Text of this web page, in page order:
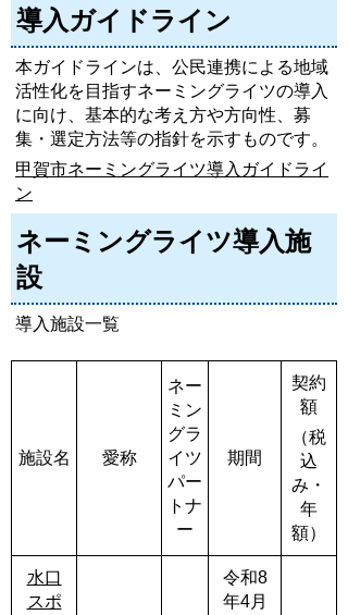
導入ガイドライン
本ガイドラインは、公民連携による地域
活性化を目指すネーミングライツの導入
に向け、基本的な考え方や方向性、募
集・選定方法等の指針を示すものです。
甲賀市ネーミングライツ導入ガイドライ
ン
ネーミングライツ導入施
設
導入施設一覧
施設名 愛称
ネー
ミン
グラ
イツ
パー
トナ
ー
期間
契約
額
（税
込
み・
年
額）
水口
スポ
令和8
年4月